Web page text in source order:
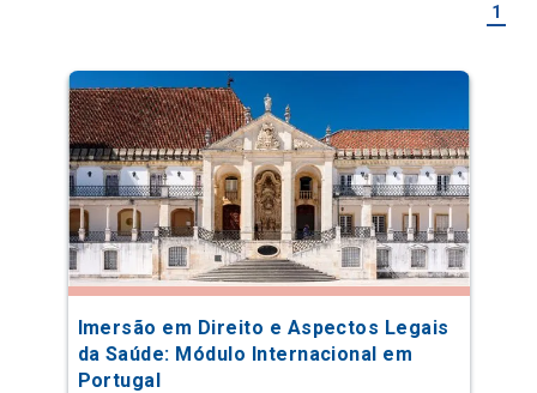
1
Imersão em Direito e Aspectos Legais
da Saúde: Módulo Internacional em
Portugal